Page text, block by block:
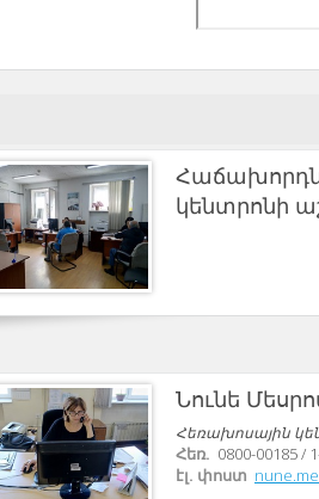
կենտրոնի
Նունե
Հեռախոսային
Հեռ. 0800-00185/
էլ. փոստ